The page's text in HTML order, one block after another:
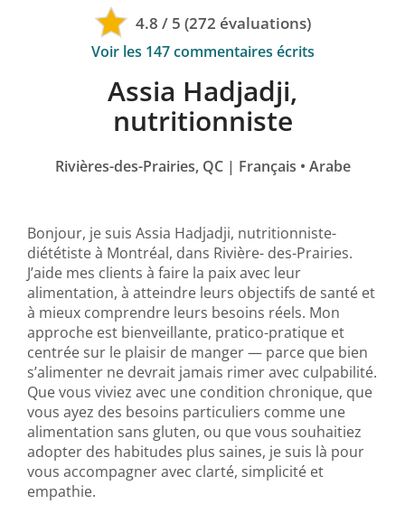
4.8 / 5 (272 évaluations)
Voir les 147 commentaires écrits
Assia Hadjadji,
nutritionniste
Rivières-des-Prairies, QC | Français • Arabe
Bonjour, je suis Assia Hadjadji, nutritionniste-
diététiste à Montréal, dans Rivière- des-Prairies.
J’aide mes clients à faire la paix avec leur
alimentation, à atteindre leurs objectifs de santé et
à mieux comprendre leurs besoins réels. Mon
approche est bienveillante, pratico-pratique et
centrée sur le plaisir de manger — parce que bien
s’alimenter ne devrait jamais rimer avec culpabilité.
Que vous viviez avec une condition chronique, que
vous ayez des besoins particuliers comme une
alimentation sans gluten, ou que vous souhaitiez
adopter des habitudes plus saines, je suis là pour
vous accompagner avec clarté, simplicité et
empathie.